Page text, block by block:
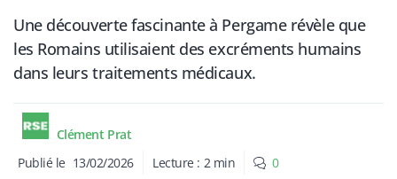
Une découverte fascinante à Pergame révèle que
les Romains utilisaient des excréments humains
dans leurs traitements médicaux.
Clément Prat
Publié le 13/02/2026 Lecture : 2 min 0